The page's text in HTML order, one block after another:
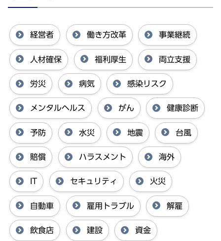
経営者 働き方改革 事業継続
人材確保 福利厚生 両立支援
労災 病気 感染リスク
メンタルヘルス がん 健康診断
予防 水災 地震 台風
賠償 ハラスメント 海外
IT セキュリティ 火災
自動車 雇用トラブル 解雇
飲食店 建設 資金